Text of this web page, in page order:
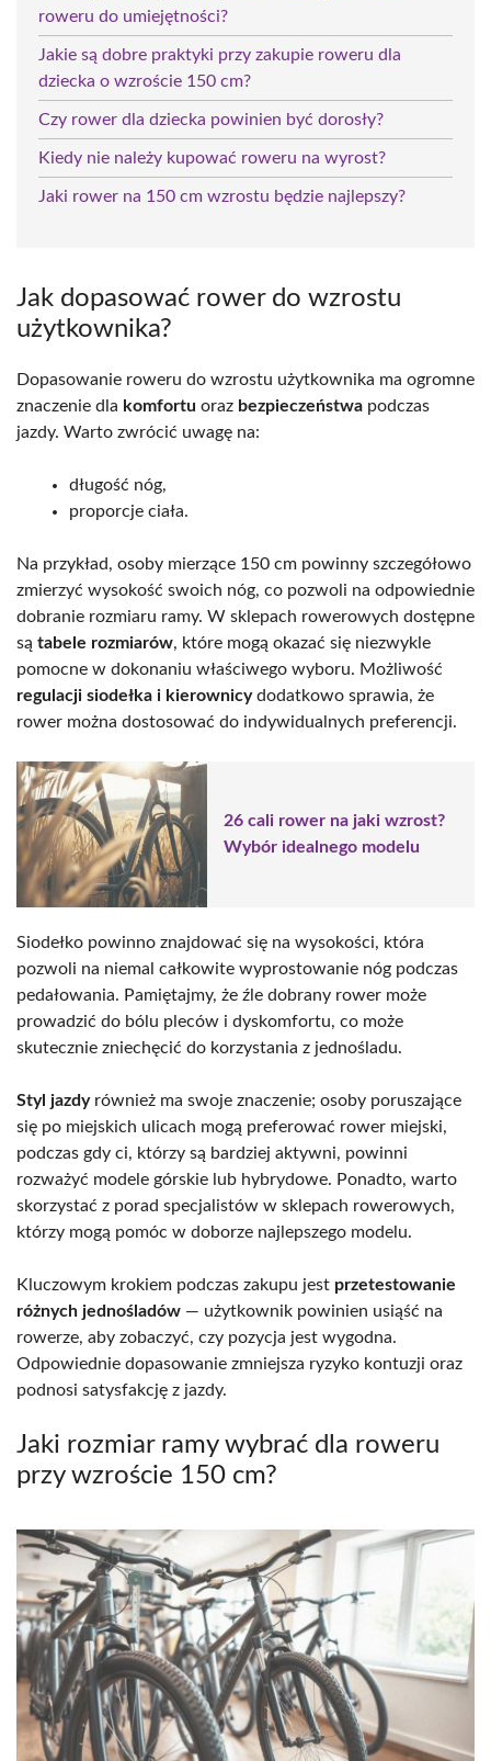
roweru do umiejętności?
Jakie są dobre praktyki przy zakupie roweru dla
dziecka o wzroście 150 cm?
Czy rower dla dziecka powinien być dorosły?
Kiedy nie należy kupować roweru na wyrost?
Jaki rower na 150 cm wzrostu będzie najlepszy?
Jak dopasować rower do wzrostu
użytkownika?
Dopasowanie roweru do wzrostu użytkownika ma ogromne
znaczenie dla komfortu oraz bezpieczeństwa podczas
jazdy. Warto zwrócić uwagę na:
długość nóg,
proporcje ciała.
Na przykład, osoby mierzące 150 cm powinny szczegółowo
zmierzyć wysokość swoich nóg, co pozwoli na odpowiednie
dobranie rozmiaru ramy. W sklepach rowerowych dostępne
są tabele rozmiarów, które mogą okazać się niezwykle
pomocne w dokonaniu właściwego wyboru. Możliwość
regulacji siodełka i kierownicydodatkowo sprawia, że
rower można dostosować do indywidualnych preferencji.
26 cali rower na jaki wzrost?
Wybór idealnego modelu
Siodełko powinno znajdować się na wysokości, która
pozwoli na niemal całkowite wyprostowanie nóg podczas
pedałowania. Pamiętajmy, że źle dobrany rower może
prowadzić do bólu pleców i dyskomfortu, co może
skutecznie zniechęcić do korzystania z jednośladu.
Styl jazdyrównież ma swoje znaczenie; osoby poruszające
się po miejskich ulicach mogą preferować rower miejski,
podczas gdy ci, którzy są bardziej aktywni, powinni
rozważyć modele górskie lub hybrydowe. Ponadto, warto
skorzystać z porad specjalistów w sklepach rowerowych,
którzy mogą pomóc w doborze najlepszego modelu.
Kluczowym krokiem podczas zakupu jest przetestowanie
różnych jednośladów — użytkownik powinien usiąść na
rowerze, aby zobaczyć, czy pozycja jest wygodna.
Odpowiednie dopasowanie zmniejsza ryzyko kontuzji oraz
podnosi satysfakcję z jazdy.
Jaki rozmiar ramy wybrać dla roweru
przy wzroście 150 cm?